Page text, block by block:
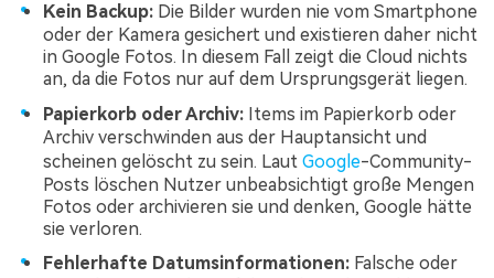
Kein Backup: Die Bilder wurden nie vom Smartphone
oder der Kamera gesichert und existieren daher nicht
in Google Fotos. In diesem Fall zeigt die Cloud nichts
an, da die Fotos nur auf dem Ursprungsgerät liegen.
Papierkorb oder Archiv: Items im Papierkorb oder
Archiv verschwinden aus der Hauptansicht und
scheinen gelöscht zu sein. Laut Google-Community-
Posts löschen Nutzer unbeabsichtigt große Mengen
Fotos oder archivieren sie und denken, Google hätte
sie verloren.
Fehlerhafte Datumsinformationen: Falsche oder